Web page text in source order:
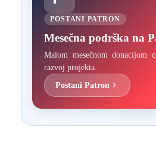
POSTANI PATRON
Mesečna podrška na
Malom mesečnom donacijom
razvoj projekta.
Postani Patron